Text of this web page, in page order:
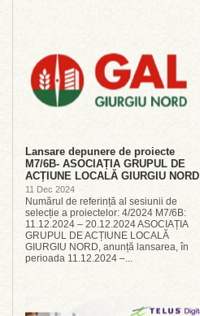
Lansare depunere de proiecte
M7/6B- ASOCIAȚIA GRUPUL DE
ACȚIUNE LOCALĂ GIURGIU NORD
11 Dec 2024
Numărul de referință al sesiunii de
selecție a proiectelor: 4/2024 M7/6B:
11.12.2024 – 20.12.2024 ASOCIAȚIA
GRUPUL DE ACȚIUNE LOCALĂ
GIURGIU NORD, anunță lansarea, în
perioada 11.12.2024 –...